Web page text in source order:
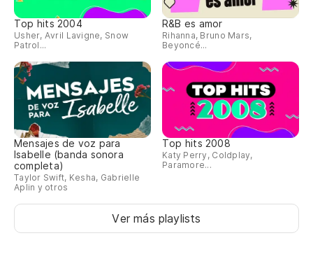
Top hits 2004
Usher, Avril Lavigne, Snow
Patrol...
R&B es amor
Rihanna, Bruno Mars,
Beyoncé...
Mensajes de voz para
Isabelle (banda sonora
completa)
Taylor Swift, Kesha, Gabrielle
Aplin y otros
Top hits 2008
Katy Perry, Coldplay,
Paramore...
Ver más playlists